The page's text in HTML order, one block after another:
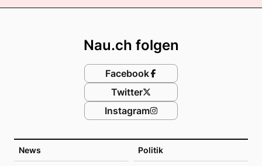
News Politik
Nau.ch folgen
Facebook
Twitter
Instagram